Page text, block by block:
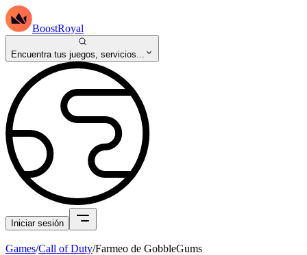
BoostRoyal
Encuentra tus juegos, servicios...
Iniciar sesión
Games/Call of Duty/Farmeo de GobbleGums